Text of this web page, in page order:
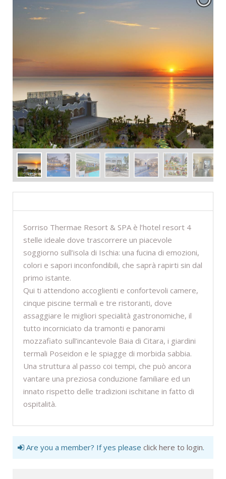
Sorriso Thermae Resort & SPA è l’hotel resort 4
stelle ideale dove trascorrere un piacevole
soggiorno sull’isola di Ischia: una fucina di emozioni,
colori e sapori inconfondibili, che saprà rapirti sin dal
primo istante.
Qui ti attendono accoglienti e confortevoli camere,
cinque piscine termali e tre ristoranti, dove
assaggiare le migliori specialità gastronomiche, il
tutto incorniciato da tramonti e panorami
mozzafiato sull’incantevole Baia di Citara, i giardini
termali Poseidon e le spiagge di morbida sabbia.
Una struttura al passo coi tempi, che può ancora
vantare una preziosa conduzione familiare ed un
innato rispetto delle tradizioni ischitane in fatto di
ospitalità.
Are you a member? If yes please click here to login.